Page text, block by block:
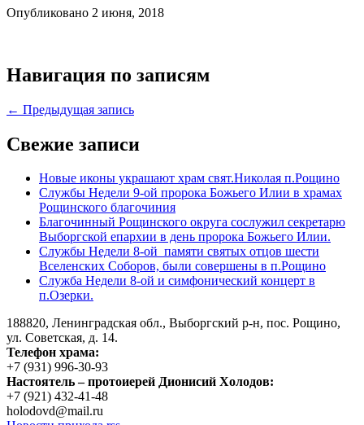
Опубликовано 2 июня, 2018
Навигация по записям
← Предыдущая запись
Свежие записи
Новые иконы украшают храм свят.Николая п.Рощино
Службы Недели 9-ой пророка Божьего Илии в храмах
Рощинского благочиния
Благочинный Рощинского округа сослужил секретарю
Выборгской епархии в день пророка Божьего Илии.
Службы Недели 8-ой памяти святых отцов шести
Вселенских Соборов, были совершены в п.Рощино
Служба Недели 8-ой и симфонический концерт в
п.Озерки.
188820, Ленинградская обл., Выборгский р-н, пос. Рощино,
ул. Советская, д. 14.
Телефон храма:
+7 (931) 996-30-93
Настоятель – протоиерей Дионисий Холодов:
+7 (921) 432-41-48
holodovd@mail.ru